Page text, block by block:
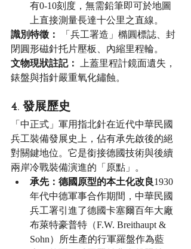
有0-10刻度，無需鉛筆即可於地圖
上直接測量長達十公里之直線。
識別特徵：
「兵工署造」橢圓標誌、封
閉圓形磁針托片壓板、內縮里程輪。
文物現狀註記：
上蓋里程計鏡面遺失，
錶盤與指針嚴重氧化鏽蝕。
4. 發展歷史
「中正式」軍用指北針在近代中華民國
兵工裝備發展史上，佔有承先啟後的絕
對關鍵地位。它是銜接德國技術與後續
兩岸冷戰裝備演進的「原點」。
承先：德國原型的本土化改良1930
年代中德軍事合作期間，中華民國
兵工署引進了德國卡塞爾百年大廠
布萊特豪普特（F.W. Breithaupt &
Sohn）所生產的行軍羅盤作為藍